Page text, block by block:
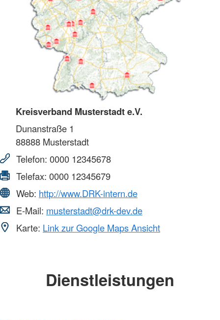
Kreisverband Musterstadt e.V.
Dunanstraße 1
88888 Musterstadt
Telefon: 0000 12345678
Telefax: 0000 12345679
Web: http://www.DRK-intern.de
E-Mail: musterstadt@drk-dev.de
Karte: Link zur Google Maps Ansicht
Dienstleistungen